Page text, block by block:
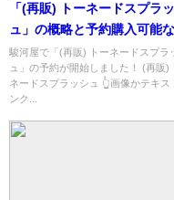
「(再販) トーネードスプラ
ュ」の概略と予約購入可能
ョップ紹介！
駿河屋で「(再販) トーネードスプラ
ュ」の予約が開始しました！ (再販)
ネードスプラッシュ 👆画像かテキス
ンク...